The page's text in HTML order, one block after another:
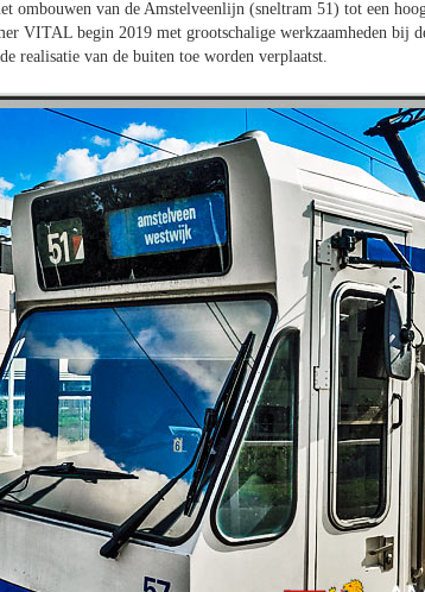
ombouwen van de Amstelveenlijn (sneltram 51) tot een
VITAL begin 2019 met grootschalige werkzaamheden bij
realisatie van de buiten toe worden verplaatst.